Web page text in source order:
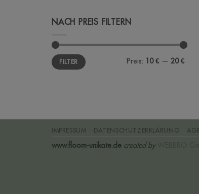
NACH PREIS FILTERN
Min.
Preis
Max.
PreisFILTER Preis: 10 €— 20 €
IMPRESSUM DATENSCHUTZERKLÄRUNG
www.floom-unikate.de created by